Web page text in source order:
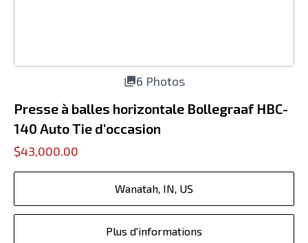
6 Photos
Presse à balles horizontale Bollegraaf HBC-
140 Auto Tie d'occasion
$43,000.00
Wanatah, IN, US
Plus d'informations